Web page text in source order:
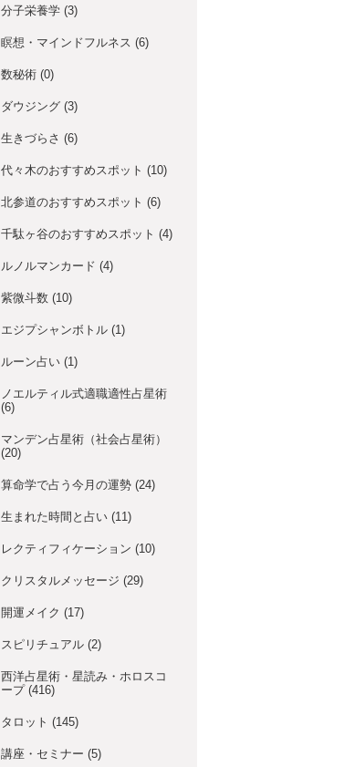
分子栄養学 (3)
瞑想・マインドフルネス (6)
数秘術 (0)
ダウジング (3)
生きづらさ (6)
代々木のおすすめスポット (10)
北参道のおすすめスポット (6)
千駄ヶ谷のおすすめスポット (4)
ルノルマンカード (4)
紫微斗数 (10)
エジプシャンボトル (1)
ルーン占い (1)
ノエルティル式適職適性占星術
(6)
マンデン占星術（社会占星術）
(20)
算命学で占う今月の運勢 (24)
生まれた時間と占い (11)
レクティフィケーション (10)
クリスタルメッセージ (29)
開運メイク (17)
スピリチュアル (2)
西洋占星術・星読み・ホロスコ
ープ(416)
タロット (145)
講座・セミナー (5)